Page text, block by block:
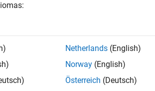
Netherlands (English)
Norway (English)
Österreich (Deutsch)